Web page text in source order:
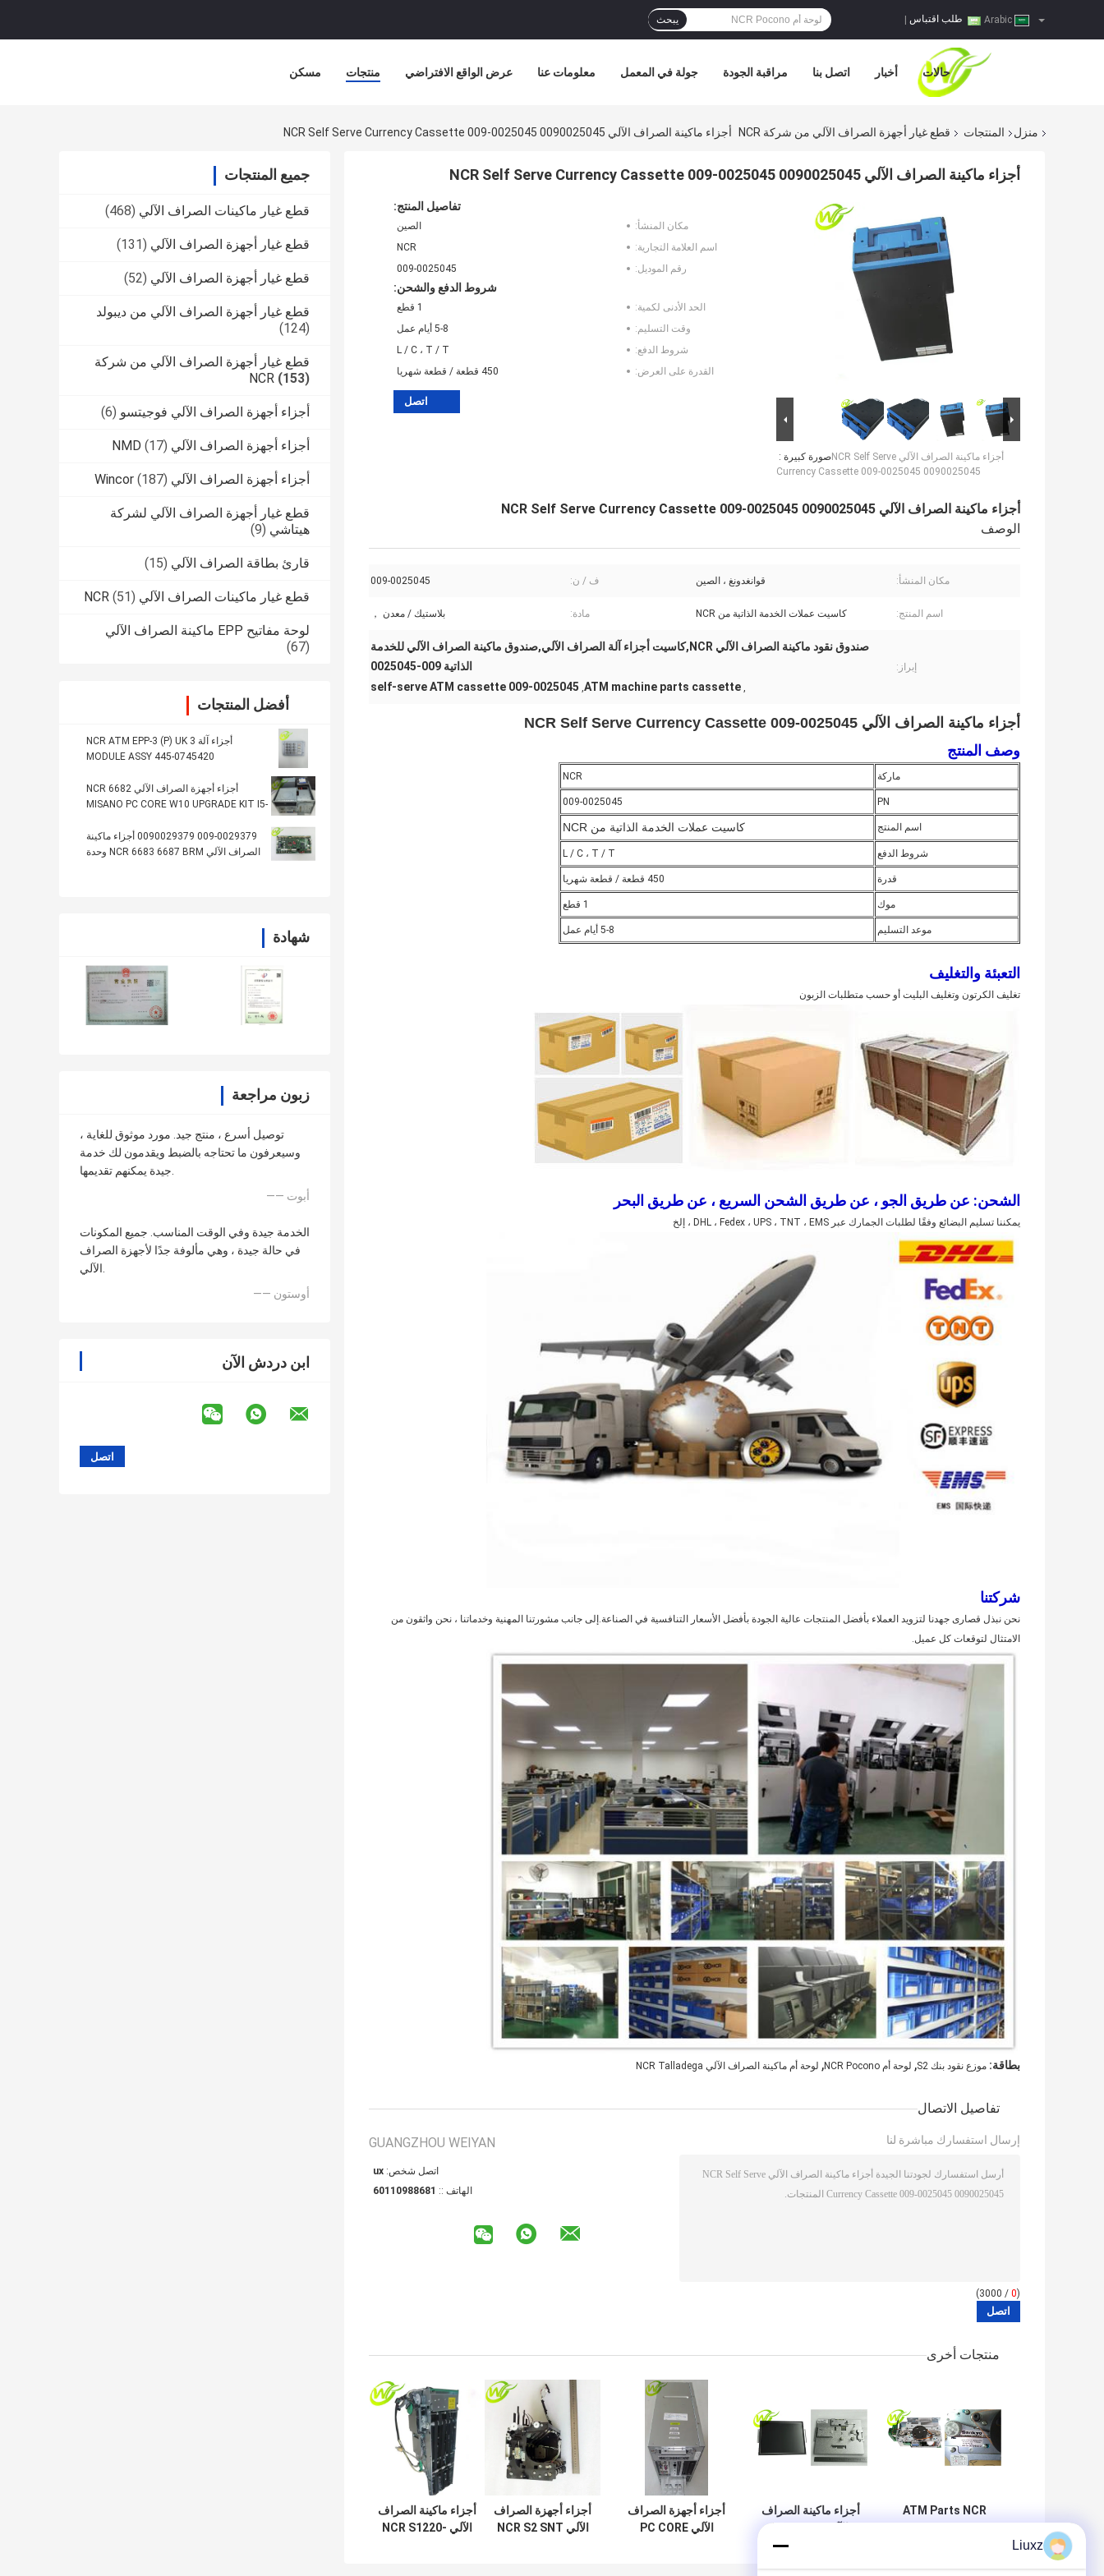
طلب اقتباس يبحث
مسكن منتجات عرض الواقع الافتراضي معلومات عنا جولة في المعمل مراقبة الجودة اتصل بنا أخبار حالات
منزل المنتجات قطع غيار أجهزة الصراف الآلي من شركة NCR أجزاء ماكينة الصراف الآلي NCR Self Serve Currency Cassette 009-0025045 0090025045
جميع المنتجات
قطع غيار ماكينات الصراف الآلي (468)
قطع غيار أجهزة الصراف الآلي (131)
قطع غيار أجهزة الصراف الآلي (52)
قطع غيار أجهزة الصراف الآلي من ديبولد
(124)
قطع غيار أجهزة الصراف الآلي من شركة
NCR (153)
أجزاء أجهزة الصراف الآلي فوجيتسو (6)
أجزاء أجهزة الصراف الآلي NMD (17)
أجزاء أجهزة الصراف الآلي Wincor (187)
قطع غيار أجهزة الصراف الآلي لشركة
هيتاشي (9)
قارئ بطاقة الصراف الآلي (15)
قطع غيار ماكينات الصراف الآلي NCR (51)
لوحة مفاتيح EPP ماكينة الصراف الآلي
(67)
أفضل المنتجات
أجزاء آلة NCR ATM EPP-3 (P) UK 3
MODULE ASSY 445-0745420
أجزاء أجهزة الصراف الآلي NCR 6682
MISANO PC CORE W10 UPGRADE KIT I5-
009-0029379 0090029379 أجزاء ماكينة
الصراف الآلي NCR 6683 6687 BRM وحدة
شهادة
زبون مراجعة
توصيل أسرع ، منتج جيد. مورد موثوق للغاية ،
وسيعرفون ما تحتاجه بالضبط ويقدمون لك خدمة
جيدة يمكنهم تقديمها.
—— أبوت
الخدمة جيدة وفي الوقت المناسب. جميع المكونات
في حالة جيدة ، وهي مألوفة جدًا لأجهزة الصراف
الآلي.
—— أوستون
ابن دردش الآن
أجزاء ماكينة الصراف الآلي NCR Self Serve Currency Cassette 009-0025045 0090025045
صورة كبيرة :أجزاء ماكينة الصراف الآلي NCR Self Serve
Currency Cassette 009-0025045 0090025045
تفاصيل المنتج:
مكان المنشأ:
الصين
اسم العلامة التجارية:
NCR
رقم الموديل:
009-0025045
شروط الدفع والشحن:
الحد الأدنى لكمية:
1 قطع
وقت التسليم:
5-8 أيام عمل
شروط الدفع:
L / C ، T / T
القدرة على العرض:
450 قطعة / قطعة شهريا
اتصل
أجزاء ماكينة الصراف الآلي NCR Self Serve Currency Cassette 009-0025045 0090025045
الوصف
مكان المنشأ: قوانغدونغ ، الصين ف / ن: 009-0025045
اسم المنتج: كاسيت عملات الخدمة الذاتية من NCR مادة: بلاستيك / معدن ，
إبراز:
صندوق نقود ماكينة الصراف الآلي NCR,كاسيت أجزاء آلة الصراف الآلي,صندوق ماكينة الصراف الآلي للخدمة
الذاتية 009-0025045
,
ATM machine parts cassette
,
self-serve ATM cassette 009-0025045
أجزاء ماكينة الصراف الآلي NCR Self Serve Currency Cassette 009-0025045
وصف المنتج
ماركة NCR
PN
009-0025045
اسم المنتج كاسيت عملات الخدمة الذاتية من NCR
شروط الدفع L / C ، T / T
قدرة 450 قطعة / قطعة شهريا
موك 1 قطع
موعد التسليم 5-8 أيام عمل
التعبئة والتغليف
تغليف الكرتون وتغليف البليت أو حسب متطلبات الزبون
الشحن: عن طريق الجو ، عن طريق الشحن السريع ، عن طريق البحر
يمكننا تسليم البضائع وفقًا لطلبات الجمارك عبر DHL ، Fedex ، UPS ، TNT ، EMS ، إلخ
شركتنا
نحن نبذل قصارى جهدنا لتزويد العملاء بأفضل المنتجات عالية الجودة بأفضل الأسعار التنافسية في الصناعة.إلى جانب مشورتنا المهنية وخدماتنا ، نحن واثقون من
الامتثال لتوقعات كل عميل.
بطاقة: موزع نقود بنك S2 , لوحة أم NCR Pocono , لوحة أم ماكينة الصراف الآلي NCR Talladega
تفاصيل الاتصال
GUANGZHOU WEIYAN
اتصل شخص: xu
الهاتف :: 18688901106
إرسال استفسارك مباشرة لنا
(
0
/ 3000)
منتجات أخرى
ATM Parts NCR
أجزاء ماكينة الصراف
الآلي NCR ATM
Parts NCR 15
أجزاء أجهزة الصراف
الآلي PC CORE
أجزاء أجهزة الصراف
الآلي NCR S2 SNT
أجزاء ماكينة الصراف
الآلي NCR S1220-
Liuxz